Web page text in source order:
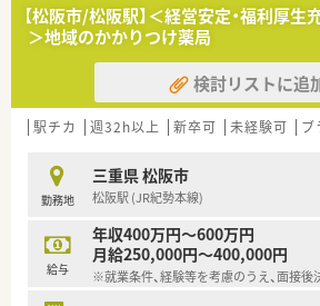
■魅力ある人材の育成を行い、豊かな向
会社であり続けます。
■どのような形で地域医療に関わりたい
況に合わせて柔軟に働ける環境があり
■薬局勤務を経て、別の視点から地域
での勤務を希望し、活躍している社員も
【松阪市/松阪駅】＜経営安定・福利厚
＞地域のかかりつけ薬局
検討リストに追
駅チカ 週32h以上 新卒可 未経験可 ブ
勤務地
三重県 松阪市
松阪駅 (JR紀勢本線)
給与
年収400万円～600万円
月給250,000円～400,000円
※就業条件、経験等を考慮のうえ、面接後